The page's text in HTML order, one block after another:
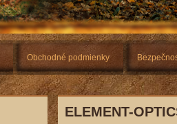
Obchodné podmienky
ELEMENT-